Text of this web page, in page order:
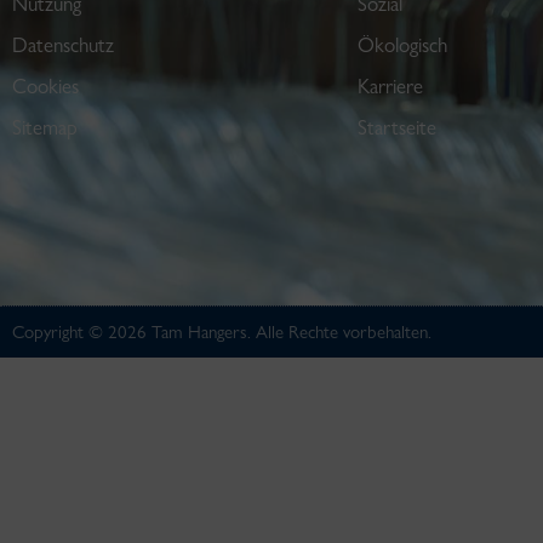
Datenschutz
Cookies
Sitemap
Ökologisch
Karriere
Startseite
Copyright © 2026 Tam Hangers. Alle Rechte vorbehalten.